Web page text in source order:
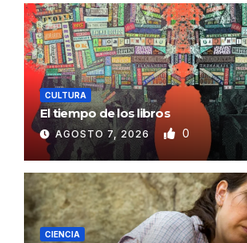
CULTURA
El tiempo de los libros
AGOSTO 7, 2026 0
CIENCIA